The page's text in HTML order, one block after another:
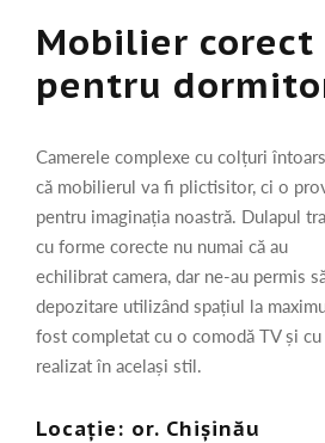
Mobilier
pentru
Camerele complexe cu colțuri
că mobilierul va fi plictisitor, ci o
pentru imaginația noastră. Dulapul
cu forme corecte nu numai că au
echilibrat camera, dar ne-au permis
depozitare utilizând spațiul la
fost completat cu o comodă TV și cu
realizat în același stil.
Locație: or. Chișinău